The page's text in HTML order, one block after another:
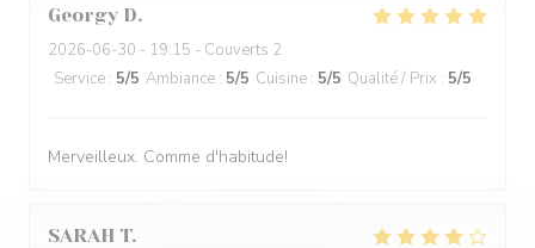
Georgy D
2026-06-30 - 19:15 - Couverts 2
Service : 5/5 Ambiance : 5/5 Cuisine : 5/5 Qualité / Prix : 5/5
Merveilleux. Comme d'habitude!
SARAH T